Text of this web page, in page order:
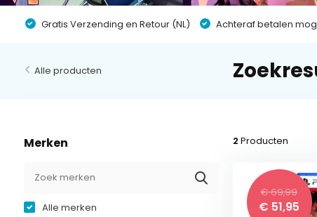
Gratis Verzending en Retour (NL) Achteraf betalen
Alle producten
Merken
Alle merken
2 Producten
€ 69,99
€ 51,95